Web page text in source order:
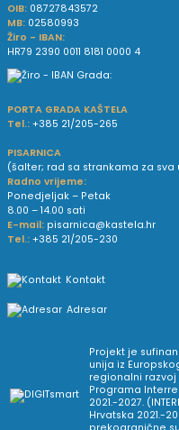
OIB: 08727843572
MB: 02580993
Žiro - IBAN:
HR79 2390 0011 8181 0000 4
PORTA GRADA KAŠTELA
Tel.: +385 21/205-265
PISARNICA
(šalter; rad sa strankama za
Radno vrijeme:
Ponedjeljak – Petak
8.00 – 14.00 sati
E-mail: pisarnica@kastela.hr
Tel.: +385 21/205-230
Kontakt
Adresar
Projekt je
unija iz
regionalni razvoj
Programa
2021.-2027.
Hrvatska 2021.-